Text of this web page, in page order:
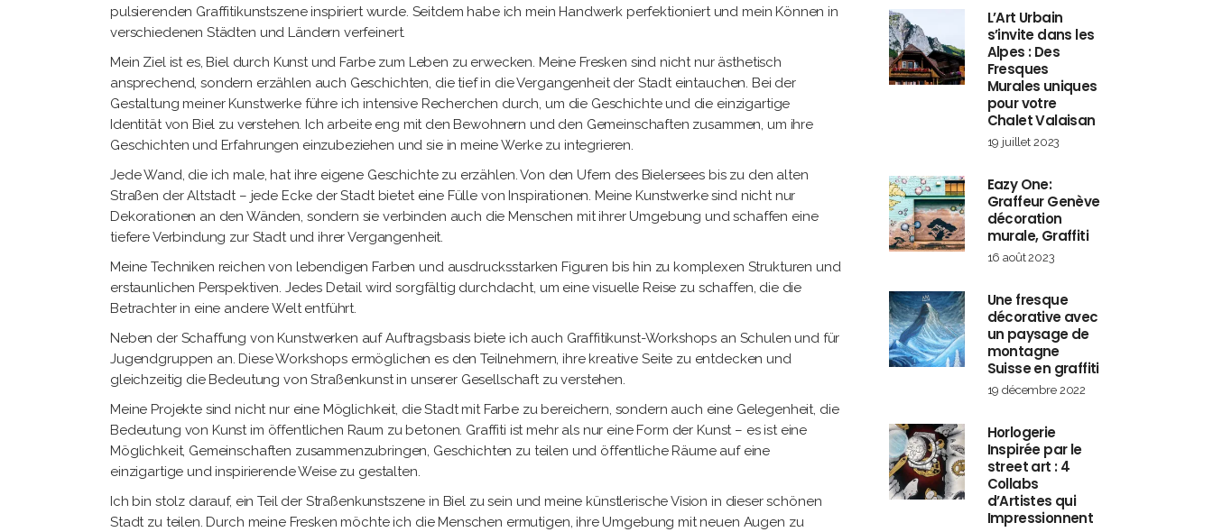
pulsierenden Graffitikunstszene inspiriert wurde. Seitdem habe ich mein Handwerk perfektioniert und mein Können in
verschiedenen Städten und Ländern verfeinert.
Mein Ziel ist es, Biel durch Kunst und Farbe zum Leben zu erwecken. Meine Fresken sind nicht nur ästhetisch
ansprechend, sondern erzählen auch Geschichten, die tief in die Vergangenheit der Stadt eintauchen. Bei der
Gestaltung meiner Kunstwerke führe ich intensive Recherchen durch, um die Geschichte und die einzigartige
Identität von Biel zu verstehen. Ich arbeite eng mit den Bewohnern und den Gemeinschaften zusammen, um ihre
Geschichten und Erfahrungen einzubeziehen und sie in meine Werke zu integrieren.
Jede Wand, die ich male, hat ihre eigene Geschichte zu erzählen. Von den Ufern des Bielersees bis zu den alten
Straßen der Altstadt – jede Ecke der Stadt bietet eine Fülle von Inspirationen. Meine Kunstwerke sind nicht nur
Dekorationen an den Wänden, sondern sie verbinden auch die Menschen mit ihrer Umgebung und schaffen eine
tiefere Verbindung zur Stadt und ihrer Vergangenheit.
Meine Techniken reichen von lebendigen Farben und ausdrucksstarken Figuren bis hin zu komplexen Strukturen und
erstaunlichen Perspektiven. Jedes Detail wird sorgfältig durchdacht, um eine visuelle Reise zu schaffen, die die
Betrachter in eine andere Welt entführt.
Neben der Schaffung von Kunstwerken auf Auftragsbasis biete ich auch Graffitikunst-Workshops an Schulen und für
Jugendgruppen an. Diese Workshops ermöglichen es den Teilnehmern, ihre kreative Seite zu entdecken und
gleichzeitig die Bedeutung von Straßenkunst in unserer Gesellschaft zu verstehen.
Meine Projekte sind nicht nur eine Möglichkeit, die Stadt mit Farbe zu bereichern, sondern auch eine Gelegenheit, die
Bedeutung von Kunst im öffentlichen Raum zu betonen. Graffiti ist mehr als nur eine Form der Kunst – es ist eine
Möglichkeit, Gemeinschaften zusammenzubringen, Geschichten zu teilen und öffentliche Räume auf eine
einzigartige und inspirierende Weise zu gestalten.
Ich bin stolz darauf, ein Teil der Straßenkunstszene in Biel zu sein und meine künstlerische Vision in dieser schönen
Stadt zu teilen. Durch meine Fresken möchte ich die Menschen ermutigen, ihre Umgebung mit neuen Augen zu
L’Art Urbain
s’invite dans les
Alpes : Des
Fresques
Murales uniques
pour votre
Chalet Valaisan
19 juillet 2023
Eazy One:
Graffeur Genève
décoration
murale, Graffiti
16 août 2023
Une fresque
décorative avec
un paysage de
montagne
Suisse en graffiti
19 décembre 2022
Horlogerie
Inspirée par le
street art : 4
Collabs
d’Artistes qui
Impressionnent